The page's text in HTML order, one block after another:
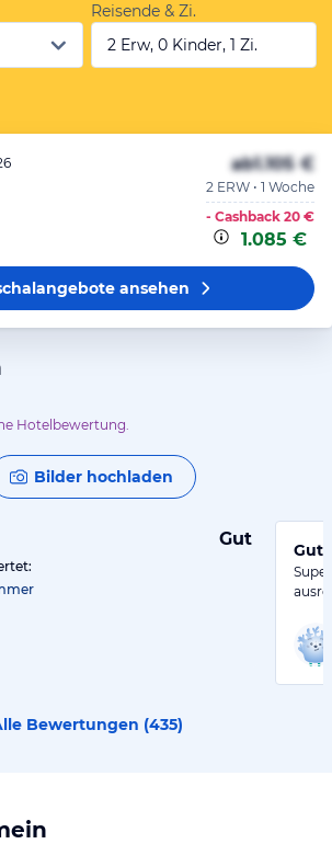
Reisende & Zi.
2 Erw, 0 Kinder, 1 Zi.
ab1.105 €
2 ERW • 1 Woche
- Cashback 20 €
1.085 €
ansehen
Hotelbewertung.
Bilder hochladen
Gut
Bewertungen (435)